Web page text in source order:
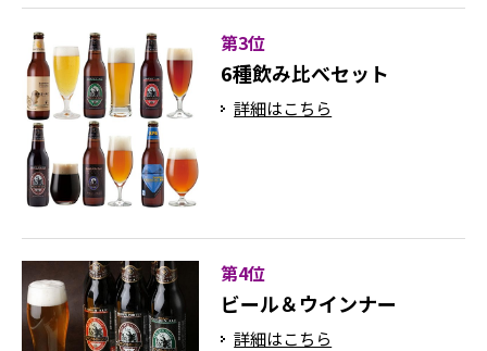
第3位
6種飲み比べセット
詳細はこちら
第4位
ビール＆ウインナー
詳細はこちら